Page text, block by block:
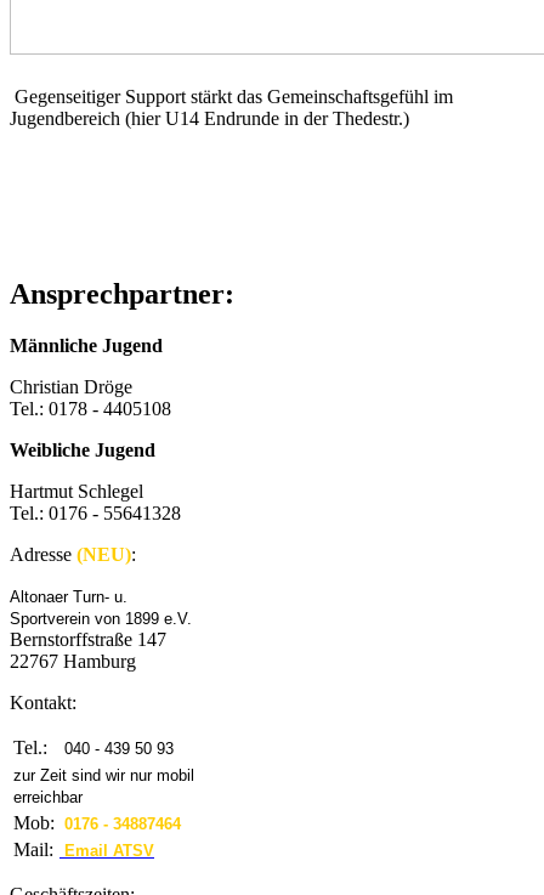
Gegenseitiger Support stärkt das Gemeinschaftsgefühl im
Jugendbereich (hier U14 Endrunde in der Thedestr.)
Ansprechpartner:
Männliche Jugend
Christian Dröge
Tel.: 0178 - 4405108
Weibliche Jugend
Hartmut Schlegel
Tel.: 0176 - 55641328
Adresse (NEU):
Altonaer Turn- u.
Sportverein von 1899 e.V.
Bernstorffstraße 147
22767 Hamburg
Kontakt:
Tel.:
040 - 439 50 93
zur Zeit sind wir nur mobil
erreichbar
Mob: 0176 - 34887464
Mail: Email ATSV